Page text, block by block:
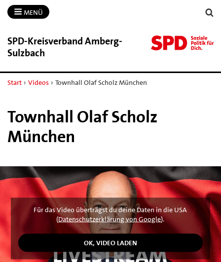
MENÜ
SPD-​Kreisverband Amberg-​
Sulzbach
Start › Videos › Townhall Olaf Scholz München
Townhall Olaf Scholz
München
Für das Video überträgst du deine Daten in die USA
(Datenschutzerklärung von Google).